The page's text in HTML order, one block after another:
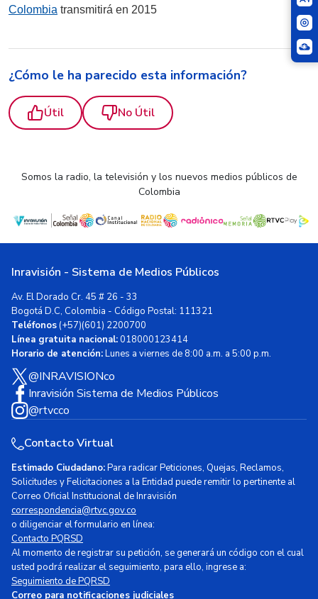
Colombia transmitirá en 2015
¿Cómo le ha parecido esta información?
Útil No Útil
Somos la radio, la televisión y los nuevos medios públicos de
Colombia
Inravisión - Sistema de Medios Públicos
Av. El Dorado Cr. 45 # 26 - 33
Bogotá D.C, Colombia - Código Postal: 111321
Teléfonos(+57)(601) 2200700
Línea gratuita nacional:018000123414
Horario de atención:Lunes a viernes de 8:00 a.m. a 5:00 p.m.
@INRAVISIONco
Inravisión Sistema de Medios Públicos
@rtvcco
Contacto Virtual
Estimado Ciudadano:Para radicar Peticiones, Quejas, Reclamos,
Solicitudes y Felicitaciones a la Entidad puede remitir lo pertinente al
Correo Oficial Institucional de Inravisión
correspondencia@rtvc.gov.co
o diligenciar el formulario en línea:
Contacto PQRSD
Al momento de registrar su petición, se generará un código con el cual
usted podrá realizar el seguimiento, para ello, ingrese a:
Seguimiento de PQRSD
Correo para notificaciones judiciales